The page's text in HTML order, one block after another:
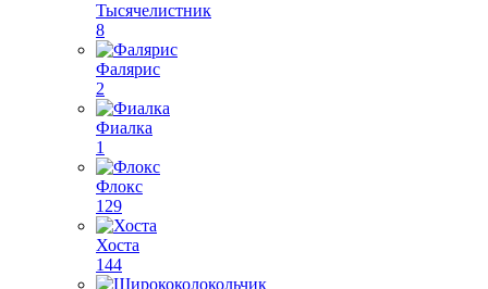
Тысячелистник
8
Фалярис
2
Фиалка
1
Флокс
129
Хоста
144